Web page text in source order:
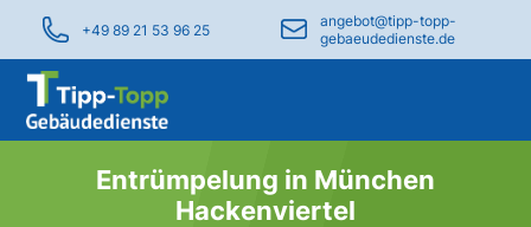
+49 89 21 53 96 25
angebot@tipp-topp-
gebaeudedienste.de
Entrümpelung in München
Hackenviertel